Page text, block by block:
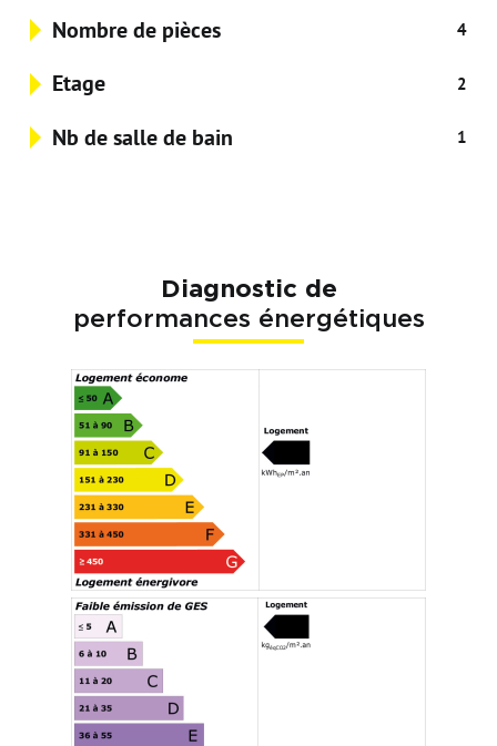
Nombre de pièces 4
Etage 2
Nb de salle de bain 1
Diagnostic de
performances énergétiques